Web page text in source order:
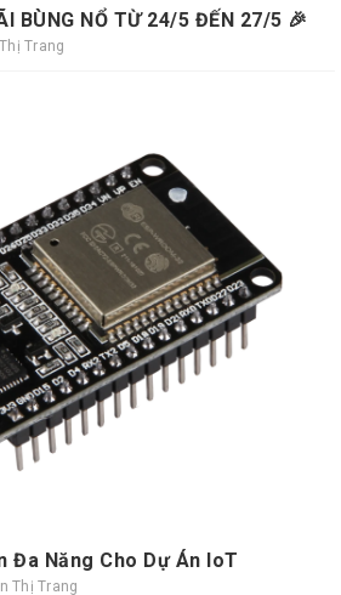
BÙNG NỔ TỪ 24/5 ĐẾN 27/5 🎉
Trang
Đa Năng Cho Dự Án IoT
Thị Trang